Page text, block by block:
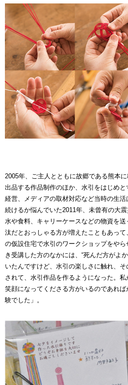
2005年、ご主人とともに故郷である熊本
出品する作品制作のほか、水引をはじめ
経営、メディアの取材対応など当時の生
続けるか悩んでいた2011年、未曾有の大
水や食料、キャリーケースなどの物資を
汰だとおっしゃる方が増えたこともあっ
の仮設住宅で水引のワークショップをや
き受講した方のなかには、“死んだ方がよ
いたんですけど、水引の楽しさに触れ、
されて、水引作品を作るようになった。
笑顔になってくださる方がいるのであれ
験でした」。